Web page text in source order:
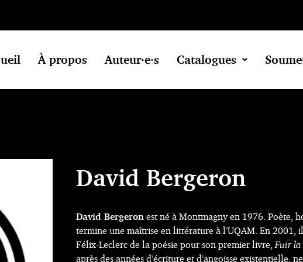
À propos Auteur·e·s Catalogues
David Bergeron
David Bergeron est né à Montmagny en 1976. Poète,
termine une maîtrise en littérature à l’UQAM. En
Félix-Leclerc de la poésie pour son premier livre,Fuir la
après des années d’écriture et d’angoisse existentielle,